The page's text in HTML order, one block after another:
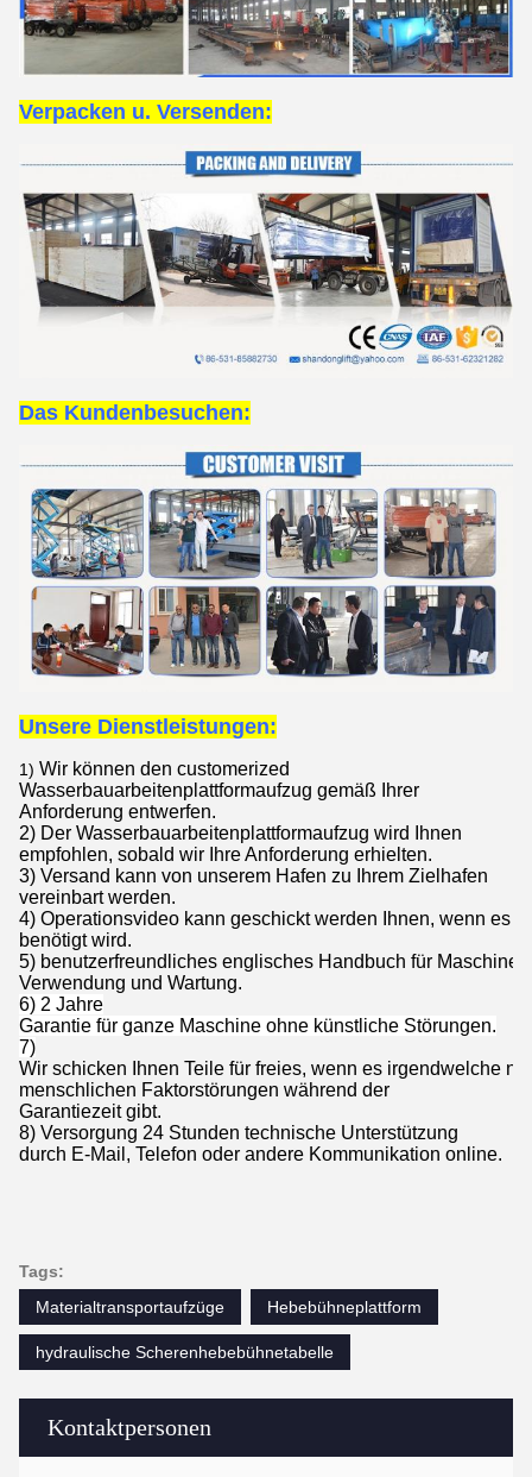
Kontaktpersonen
Verpacken u. Versenden:
Das Kunden besuchen:
Unsere Dienstleistungen:
1) Wir können den customerized
Wasserbauarbeitenplattformaufzug gemäß Ihrer
Anforderung entwerfen.
2) Der Wasserbauarbeitenplattformaufzug wird Ihnen
empfohlen, sobald wir Ihre Anforderung erhielten.
3) Versand kann von unserem Hafen zu Ihrem Zielhafen
vereinbart werden.
4) Operationsvideo kann geschickt werden Ihnen, wenn es
benötigt wird.
5) benutzerfreundliches englisches Handbuch für
Verwendung und Wartung.
6) 2 Jahre
Garantie für ganze Maschine ohne künstliche Störungen.
7)
Wir schicken Ihnen Teile für freies, wenn es irgendwelche
menschlichen Faktorstörungen während der
Garantiezeit gibt.
8) Versorgung 24 Stunden technische Unterstützung
durch E-Mail, Telefon oder andere Kommunikation online.
Tags:
Materialtransportaufzüge
Hebebühneplattform
hydraulische Scherenhebebühnetabelle